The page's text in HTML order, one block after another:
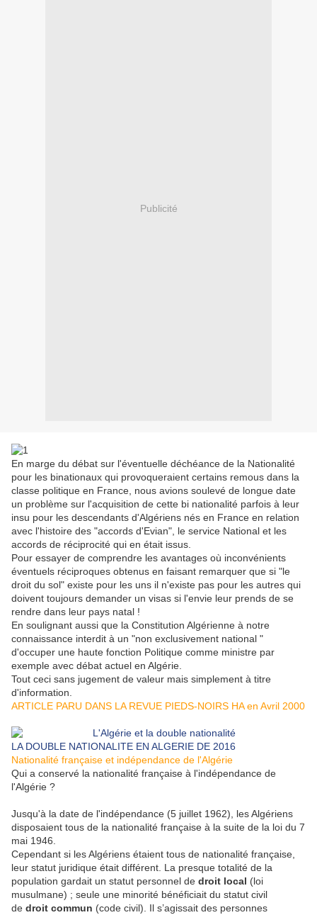
Publicité
En marge du débat sur l'éventuelle déchéance de la Nationalité
pour les binationaux qui provoqueraient certains remous dans la
classe politique en France, nous avions soulevé de longue date
un problème sur l'acquisition de cette bi nationalité parfois à leur
insu pour les descendants d'Algériens nés en France en relation
avec l'histoire des "accords d'Evian", le service National et les
accords de réciprocité qui en était issus.
Pour essayer de comprendre les avantages où inconvénients
éventuels réciproques obtenus en faisant remarquer que si "le
droit du sol" existe pour les uns il n'existe pas pour les autres qui
doivent toujours demander un visas si l'envie leur prends de se
rendre dans leur pays natal !
En soulignant aussi que la Constitution Algérienne à notre
connaissance interdit à un "non exclusivement national "
d'occuper une haute fonction Politique comme ministre par
exemple avec débat actuel en Algérie.
Tout ceci sans jugement de valeur mais simplement à titre
d'information.
ARTICLE PARU DANS LA REVUE PIEDS-NOIRS HA en Avril 2000
LA DOUBLE NATIONALITE EN ALGERIE DE 2016
Nationalité française et indépendance de l'Algérie
Qui a conservé la nationalité française à l'indépendance de
l'Algérie ?
Jusqu'à la date de l'indépendance (5 juillet 1962), les Algériens
disposaient tous de la nationalité française à la suite de la loi du 7
mai 1946.
Cependant si les Algériens étaient tous de nationalité française,
leur statut juridique était différent. La presque totalité de la
population gardait un statut personnel de droit local (loi
musulmane) ; seule une minorité bénéficiait du statut civil
de droit commun (code civil). Il s’agissait des personnes